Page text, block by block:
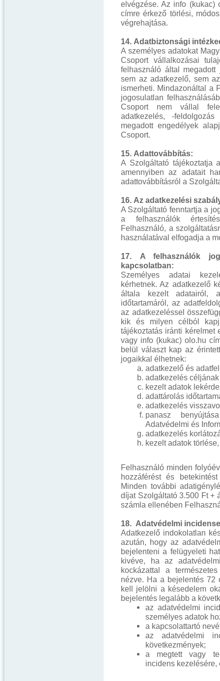
elvégzése. Az info (kukac)
címre érkező törlési,
végrehajtása.
14. Adatbiztonsági
A személyes adatokat
Csoport vállalkozásai
felhasználó által
sem az adatkezelő, sem
ismerheti. Mindazonáltal a
jogosulatlan
Csoport nem vállal
adatkezelés, -
megadott engedélyek
Csoport.
15. Adattovábbítás:
A Szolgáltató tájékoztatja
amennyiben az adatait
adattovábbításról a
16. Az adatkezelési
A Szolgáltató fenntartja a
a felhasználók
Felhasználó, a
használatával elfogadja a
17. A felhasználók
kapcsolatban:
Személyes adatai
kérhetnek. Az adatkezelő
általa kezelt adatairól,
időtartamáról, az
az adatkezeléssel
kik és milyen célból
tájékoztatás iránti kérelmet
vagy info (kukac) olo.hu
belül választ kap az
jogaikkal élhetnek:
adatkezelő és
adatkezelés
kezelt adatok
adattárolás
adatkezelés
panasz
Adatvédelmi és
adatkezelés
kezelt adatok
Felhasználó minden
hozzáférést és
Minden további
díjat Szolgáltató 3.500 Ft +
számla ellenében
18. Adatvédelmi
Adatkezelő indokolatlan
azután, hogy az
bejelenteni a felügyeleti
kivéve, ha az
kockázattal a
nézve. Ha a bejelentés 72
kell jelölni a késedelem
bejelentés legalább a
az adatvédelmi
személyes adatok
a kapcsolattartó
az adatvédelmi
következmények;
a megtett vagy
incidens